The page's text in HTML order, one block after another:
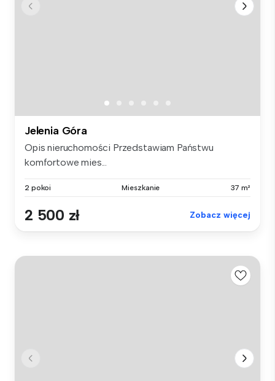
Jelenia Góra
Opis nieruchomości Przedstawiam Państwu
komfortowe mies...
2 pokoi Mieszkanie 37 m²
2 500 zł Zobacz więcej